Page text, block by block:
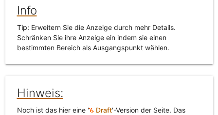
Info
Tip: Erweitern Sie die Anzeige durch mehr Details.
Schränken Sie ihre Anzeige ein indem sie einen
bestimmten Bereich als Ausgangspunkt wählen.
Hinweis:
Noch ist das hier eine ' Draft'-Version der Seite. Das